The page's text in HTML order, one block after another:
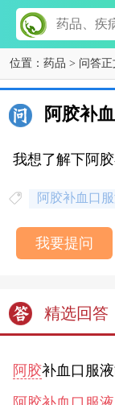
位置： 药品 > 问答正
阿胶补
我想了解下阿
阿胶补血口
我要提问
精选回答
阿胶补血口服